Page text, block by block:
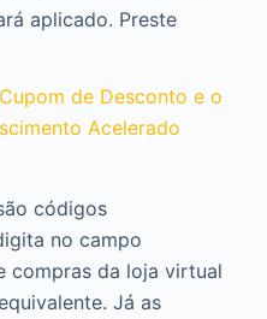
aplicado. Preste
de Desconto e o
Acelerado
códigos
no campo
compras da loja virtual
Já as